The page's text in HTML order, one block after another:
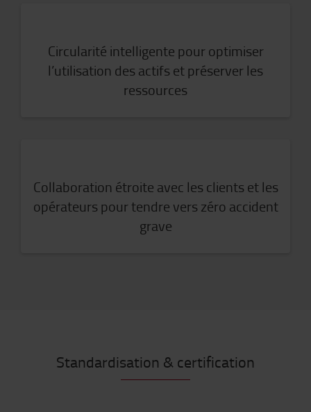
Circularité intelligente pour optimiser
l’utilisation des actifs et préserver les
ressources
Collaboration étroite avec les clients et les
opérateurs pour tendre vers zéro accident
grave
Standardisation & certification